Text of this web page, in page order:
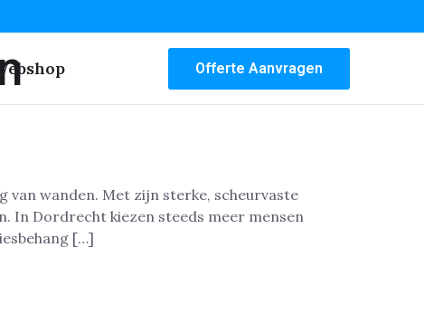
Offerte Aanvragen
van wanden. Met zijn sterke, scheurvaste
In Dordrecht kiezen steeds meer mensen
[…]